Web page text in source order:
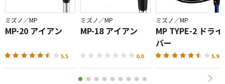
ミズノ／MP
MP-20 アイアン
5.5
ミズノ／MP
MP-18 アイアン
0.0
ミズノ／MP
MP TYPE-2 ドライ
バー
5.9